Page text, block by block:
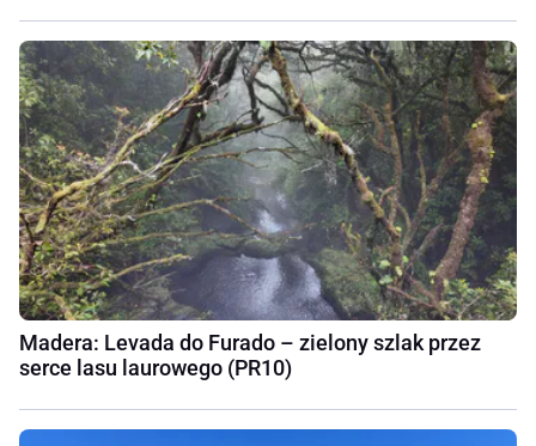
Madera: Levada do Furado – zielony szlak przez
serce lasu laurowego (PR10)